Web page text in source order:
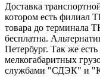
Доставка
котором есть
товара до
бесплатна.
Петербург. Так же
мелкогабаритных
службами "СДЭК" и